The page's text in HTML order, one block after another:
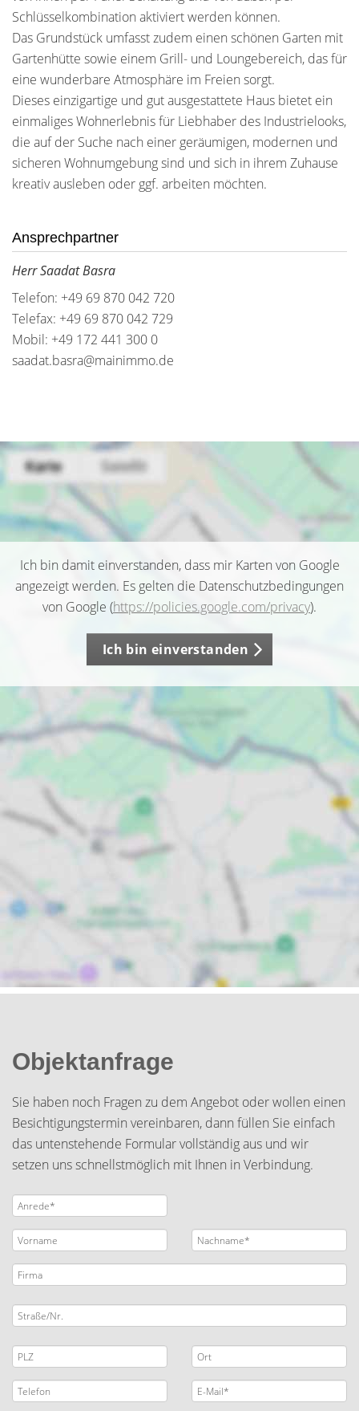
Schlüsselkombination aktiviert werden können.
Das Grundstück umfasst zudem einen schönen Garten mit
Gartenhütte sowie einem Grill- und Loungebereich, das für
eine wunderbare Atmosphäre im Freien sorgt.
Dieses einzigartige und gut ausgestattete Haus bietet ein
einmaliges Wohnerlebnis für Liebhaber des Industrielooks,
die auf der Suche nach einer geräumigen, modernen und
sicheren Wohnumgebung sind und sich in ihrem Zuhause
kreativ ausleben oder ggf. arbeiten möchten.
Ansprechpartner
Herr Saadat Basra
Telefon: +49 69 870 042 720
Telefax: +49 69 870 042 729
Mobil: +49 172 441 300 0
saadat.basra@mainimmo.de
Ich bin damit einverstanden, dass mir Karten von Google
angezeigt werden. Es gelten die Datenschutzbedingungen
von Google (https://policies.google.com/privacy).
Ich bin einverstanden
Objektanfrage
Sie haben noch Fragen zu dem Angebot oder wollen einen
Besichtigungstermin vereinbaren, dann füllen Sie einfach
das untenstehende Formular vollständig aus und wir
setzen uns schnellstmöglich mit Ihnen in Verbindung.